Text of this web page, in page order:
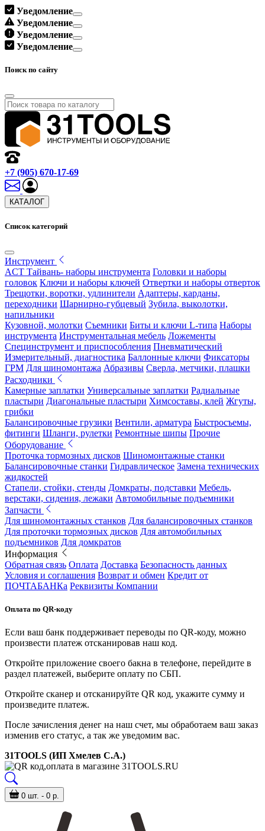
Уведомление
Уведомление
Уведомление
Уведомление
Поиск по сайту
+7 (905) 670-17-69
КАТАЛОГ
Список категорий
Инструмент
ACT Тайвань- наборы инструмента Головки и наборы
головок Ключи и наборы ключей Отвертки и наборы отверток
Трещотки, воротки, удлинители Адаптеры, карданы,
переходники Шарнирно-губцевый Зубила, выколотки,
напильники
Кузовной, молотки Съемники Биты и ключи L-типа Наборы
инструмента Инструментальная мебель Ложементы
Специнструмент и приспособления Пневматический
Измерительный, диагностика Баллонные ключи Фиксаторы
ГРМ Для шиномонтажа Абразивы Сверла, метчики, плашки
Расходники
Камерные заплатки Универсальные заплатки Радиальные
пластыри Диагональные пластыри Химсоставы, клей Жгуты,
грибки
Балансировочные грузики Вентили, арматура Быстросъемы,
фитинги Шланги, рулетки Ремонтные шипы Прочие
Оборудование
Проточка тормозных дисков Шиномонтажные станки
Балансировочные станки Гидравлическое Замена технических
жидкостей
Стапели, стойки, стенды Домкраты, подставки Мебель,
верстаки, сидения, лежаки Автомобильные подъемники
Запчасти
Для шиномонтажных станков Для балансировочных станков
Для проточки тормозных дисков Для автомобильных
подъемников Для домкратов
Информация
Обратная связь Оплата Доставка Безопасность данных
Условия и соглашения Возврат и обмен Кредит от
ПОЧТАБАНКа Реквизиты Компании
Оплата по QR-коду
Если ваш банк поддерживает переводы по QR-коду, можно
произвести платеж отсканировав наш код.
Откройте приложение своего бакна в телефоне, перейдите в
раздел платежей, выберите оплату по СБП.
Откройте сканер и отсканируйте QR код, укажите сумму и
произведите платеж.
После зачисления денег на наш счет, мы обработаем ваш заказ
изменив его статус, а так же уведомим вас.
31TOOLS (ИП Хмелев С.А.)
0 шт. - 0 р.